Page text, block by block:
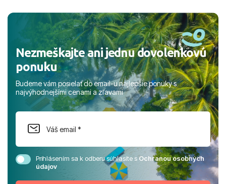
Nezmeškajte ani jednu dovolenkovú
ponuku
Budeme vám posielať do email-u najlepšie ponuky s
najvýhodnejšími cenami a zľavami
Prihlásením sa k odberu súhlasíte sOchranou osobných
údajov